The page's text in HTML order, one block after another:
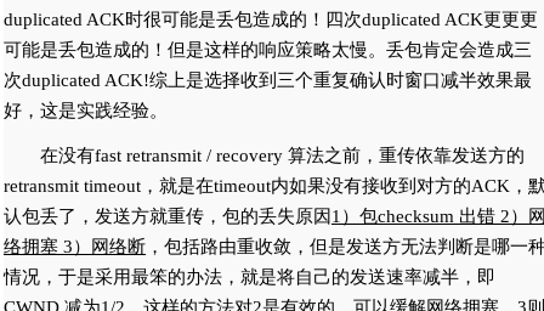
duplicated ACK时很可能是丢包造成的！四次duplicated ACK更更更
可能是丢包造成的！但是这样的响应策略太慢。丢包肯定会造成三
次duplicated ACK!综上是选择收到三个重复确认时窗口减半效果最
好，这是实践经验。
在没有fast retransmit / recovery 算法之前，重传依靠发送方的
retransmit timeout，就是在timeout内如果没有接收到对方的ACK，
认包丢了，发送方就重传，包的丢失原因 1）包checksum 出错 2）
络拥塞 3）网络断 ，包括路由重收敛，但是发送方无法判断是哪一
情况，于是采用最笨的办法，就是将自己的发送速率减半，即